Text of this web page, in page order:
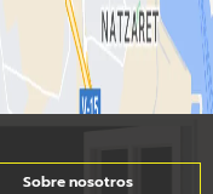
Sobre nosotros